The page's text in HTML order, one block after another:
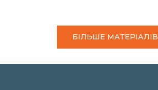
БІЛЬШЕ МАТЕРІАЛІВ